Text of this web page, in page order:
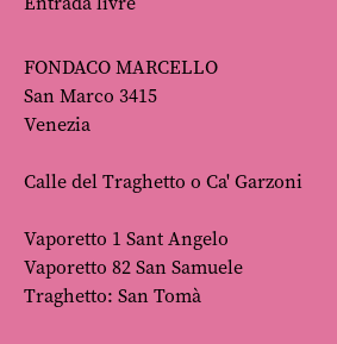
FONDACO MARCELLO
San Marco 3415
Venezia
Calle del Traghetto o Ca' Garzoni
Vaporetto 1 Sant Angelo
Vaporetto 82 San Samuele
Traghetto: San Tomà